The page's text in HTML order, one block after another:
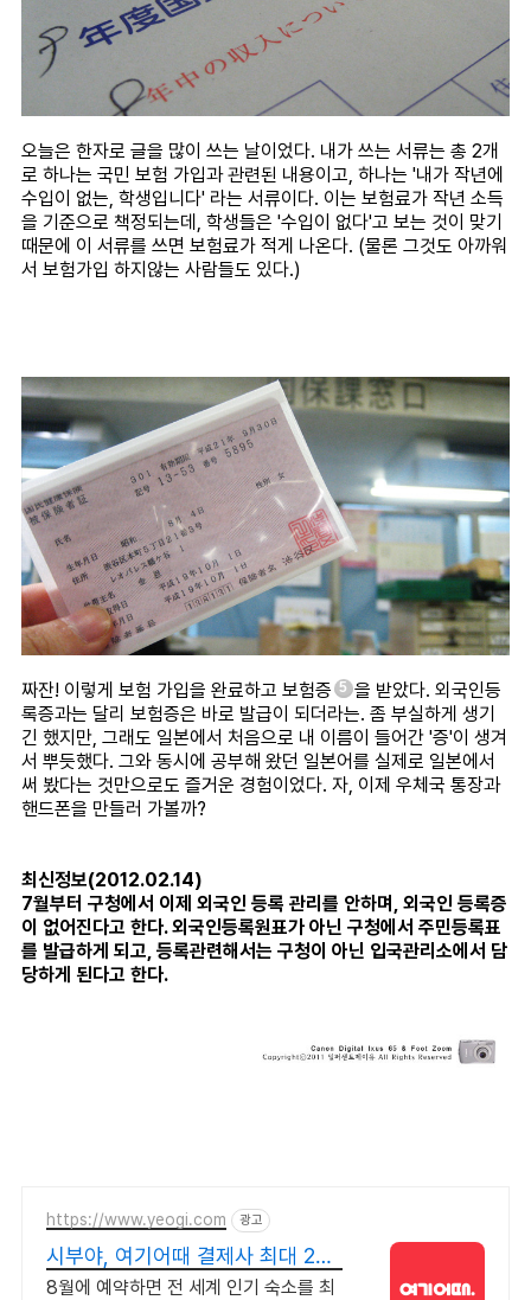
오늘은 한자로 글을 많이 쓰는 날이었다. 내가 쓰는 서류는 총 2개
로 하나는 국민 보험 가입과 관련된 내용이고, 하나는 '내가 작년에
수입이 없는, 학생입니다' 라는 서류이다. 이는 보험료가 작년 소득
을 기준으로 책정되는데, 학생들은 '수입이 없다'고 보는 것이 맞기
때문에 이 서류를 쓰면 보험료가 적게 나온다. (물론 그것도 아까워
서 보험가입 하지않는 사람들도 있다.)
짜잔! 이렇게 보험 가입을 완료하고 보험증 5 을 받았다. 외국인등
록증과는 달리 보험증은 바로 발급이 되더라는. 좀 부실하게 생기
긴 했지만, 그래도 일본에서 처음으로 내 이름이 들어간 '증'이 생겨
서 뿌듯했다. 그와 동시에 공부해 왔던 일본어를 실제로 일본에서
써 봤다는 것만으로도 즐거운 경험이었다. 자, 이제 우체국 통장과
핸드폰을 만들러 가볼까?
최신정보(2012.02.14)
7월부터 구청에서 이제 외국인 등록 관리를 안하며, 외국인 등록증
이 없어진다고 한다. 외국인등록원표가 아닌 구청에서 주민등록표
를 발급하게 되고, 등록관련해서는 구청이 아닌 입국관리소에서 담
당하게 된다고 한다.
https://www.yeogi.com 광고
시부야, 여기어때 결제사 최대 2만
원 추가할인
8월에 예약하면 전 세계 인기 숙소를 최